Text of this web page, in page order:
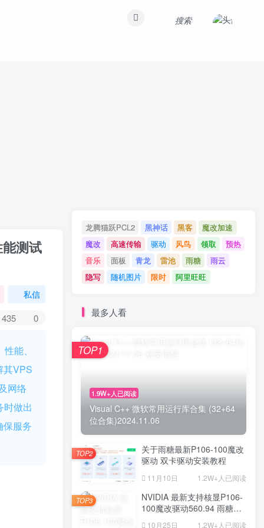
搜索
测试
私信
435 0
能、
其VPS
网络
时做出
保服务
龙腾猫跃PCL2 黑神话 黑客
魔改加速
魔改
高速传输 驱动 风鸟 领取
预热
音乐
面板 青龙 雷池 雨糖
雨云
隐写
随机图片 限时 阿里旺旺
最多人看
1.9W+人已阅读
Visual C++ 微软常用运行库合集 (32+64
位合集)2024.11.06
TOP1
关于雨糖最新P106-100魔改
驱动 双卡驱动安装教程
11月10日 1.2W+人已阅读
TOP2
NVIDIA 最新支持核显P106-
100魔改驱动560.94 雨糖科
10月25日 1.2W+人已阅读
TOP3